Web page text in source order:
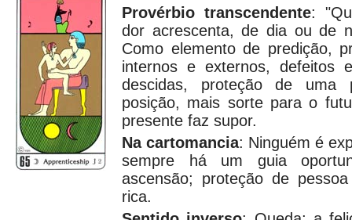
Provérbio transcendente:
dor acrescenta, de dia ou de
Como elemento de predição,
internos e externos, defeitos
descidas, proteção de
posição, mais sorte para o
presente faz supor.
Na cartomancia: Ninguém é
sempre há um guia
ascensão; proteção de
rica.